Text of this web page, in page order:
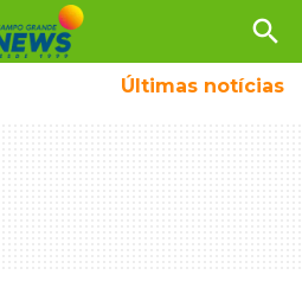
search
Últimas notícias